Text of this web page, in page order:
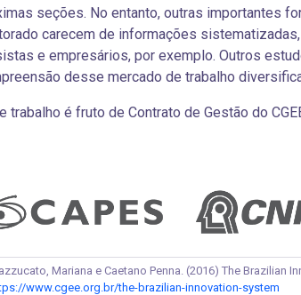
seções. No entanto, outras importantes
carecem de informações
e empresários, por exemplo. Outros
desse mercado de trabalho
trabalho é fruto de Contrato de Gestão do
Mariana e Caetano Penna. (2016) The Brazilian
www.cgee.org.br/the-brazilian-innovation-system